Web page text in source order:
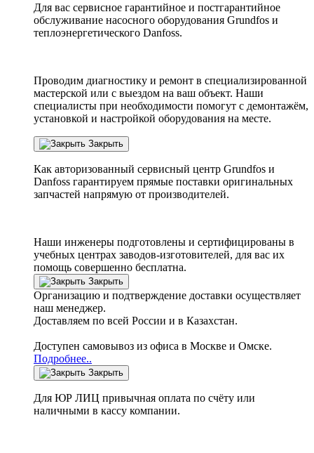
Для вас сервисное гарантийное и постгарантийное
обслуживание насосного оборудования Grundfos и
теплоэнергетического Danfoss.
Проводим диагностику и ремонт в специализированной
мастерской или с выездом на ваш объект. Наши
специалисты при необходимости помогут с демонтажём,
установкой и настройкой оборудования на месте.
Закрыть
Как авторизованный сервисный центр Grundfos и
Danfoss гарантируем прямые поставки оригинальных
запчастей напрямую от производителей.
Наши инженеры подготовлены и сертифицированы в
учебных центрах заводов-изготовителей, для вас их
помощь совершенно бесплатна.
Закрыть
Организацию и подтверждение доставки осуществляет
наш менеджер.
Доставляем по всей России и в Казахстан.
Доступен самовывоз из офиса в Москве и Омске.
Подробнее..
Закрыть
Для ЮР ЛИЦ привычная оплата по счёту или
наличными в кассу компании.